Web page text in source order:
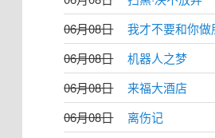
06月08日
我才不要和你做
06月08日
机器人之梦
06月08日
来福大酒店
06月08日
离伤记